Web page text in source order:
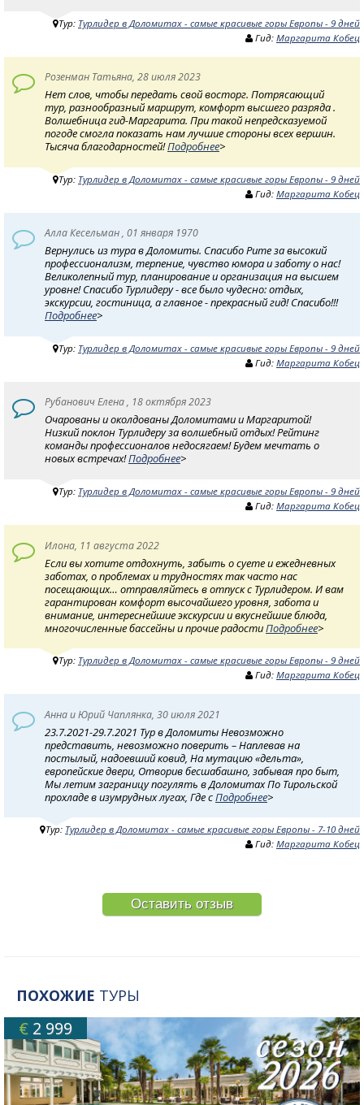
Тур: Турлидер в Доломитах - самые красивые горы Европы - 9 дней
Гид: Маргарита Кобец
Розенман Татьяна, 28 июля 2023
Нет слов, чтобы передать свой восторг. Потрясающий
тур, разнообразный маршрут, комфорт высшего разряда .
Волшебница гид-Маргарита. При такой непредсказуемой
погоде смогла показать нам лучшие стороны всех вершин.
Тысяча благодарностей!Подробнее>
Тур: Турлидер в Доломитах - самые красивые горы Европы - 9 дней
Гид: Маргарита Кобец
Алла Кесельман , 01 января 1970
Вернулись из тура в Доломиты. Спасибо Рите за высокий
профессионализм, терпение, чувство юмора и заботу о нас!
Великолепный тур, планирование и организация на высшем
уровне! Спасибо Турлидеру - все было чудесно: отдых,
экскурсии, гостиница, а главное - прекрасный гид! Спасибо!!!
Подробнее>
Тур: Турлидер в Доломитах - самые красивые горы Европы - 9 дней
Гид: Маргарита Кобец
Рубанович Елена , 18 октября 2023
Очарованы и околдованы Доломитами и Маргаритой!
Низкий поклон Турлидеру за волшебный отдых! Рейтинг
команды профессионалов недосягаем! Будем мечтать о
новых встречах!Подробнее>
Тур: Турлидер в Доломитах - самые красивые горы Европы - 9 дней
Гид: Маргарита Кобец
Илона, 11 августа 2022
Если вы хотите отдохнуть, забыть о суете и ежедневных
заботах, о проблемах и трудностях так часто нас
посещающих… отправляйтесь в отпуск с Турлидером. И вам
гарантирован комфорт высочайшего уровня, забота и
внимание, интереснейшие экскурсии и вкуснейшие блюда,
многочисленные бассейны и прочие радостиПодробнее>
Тур: Турлидер в Доломитах - самые красивые горы Европы - 9 дней
Гид: Маргарита Кобец
Анна и Юрий Чаплянка, 30 июля 2021
23.7.2021-29.7.2021 Тур в Доломиты Невозможно
представить, невозможно поверить – Наплевав на
постылый, надоевший ковид, На мутацию «дельта»,
европейские двери, Отворив бесшабашно, забывая про быт,
Мы летим заграницу погулять в Доломитах По Тирольской
прохладе в изумрудных лугах, Где сПодробнее>
Тур: Турлидер в Доломитах - самые красивые горы Европы - 7-10 дней
Гид: Маргарита Кобец
Оставить отзыв
ПОХОЖИЕ ТУРЫ
€ 2 999